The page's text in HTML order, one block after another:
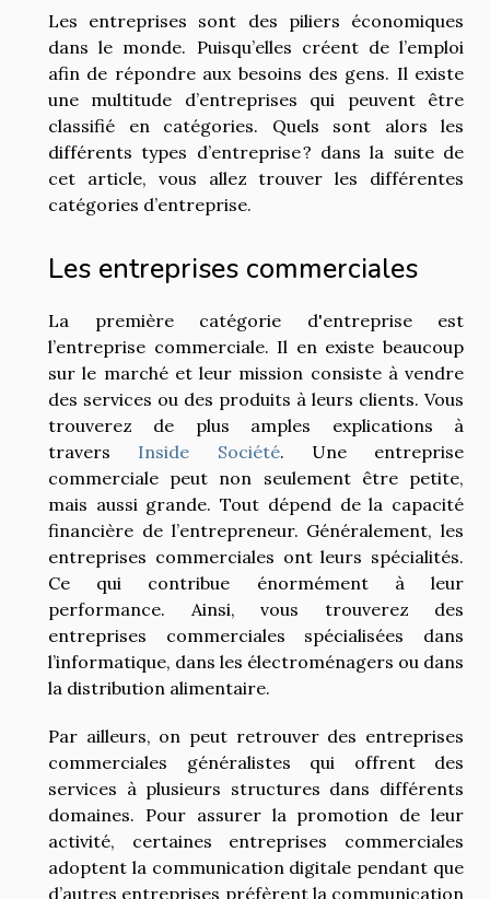
Les entreprises sont des piliers économiques
dans le monde. Puisqu’elles créent de l’emploi
afin de répondre aux besoins des gens. Il existe
une multitude d’entreprises qui peuvent être
classifié en catégories. Quels sont alors les
différents types d’entreprise ? dans la suite de
cet article, vous allez trouver les différentes
catégories d’entreprise.
Les entreprises commerciales
La première catégorie d'entreprise est
l’entreprise commerciale. Il en existe beaucoup
sur le marché et leur mission consiste à vendre
des services ou des produits à leurs clients. Vous
trouverez de plus amples explications à
travers Inside Société. Une entreprise
commerciale peut non seulement être petite,
mais aussi grande. Tout dépend de la capacité
financière de l’entrepreneur. Généralement, les
entreprises commerciales ont leurs spécialités.
Ce qui contribue énormément à leur
performance. Ainsi, vous trouverez des
entreprises commerciales spécialisées dans
l’informatique, dans les électroménagers ou dans
la distribution alimentaire.
Par ailleurs, on peut retrouver des entreprises
commerciales généralistes qui offrent des
services à plusieurs structures dans différents
domaines. Pour assurer la promotion de leur
activité, certaines entreprises commerciales
adoptent la communication digitale pendant que
d’autres entreprises préfèrent la communication